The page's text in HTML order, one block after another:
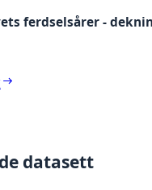
ferdselsårer -
datasett